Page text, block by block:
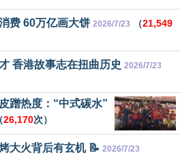
费 60万亿画大饼 2026/7/23 （21,549
香港故事志在扭曲历史 2026/7/23
蹭热度：“中式碳水”
（26,170次）
大火背后有玄机 📝 2026/7/23